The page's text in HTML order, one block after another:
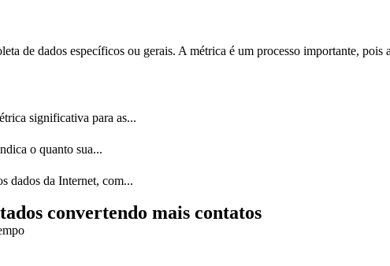
de dados específicos ou gerais. A métrica é um processo importante,
significativa para as...
o quanto sua...
dados da Internet, com...
convertendo mais contatos